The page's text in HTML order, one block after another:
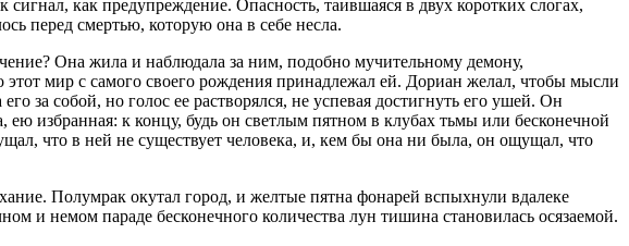
как предупреждение. Опасность, таившаяся в двух коротких слогах,
перед смертью, которую она в себе несла.
Она жила и наблюдала за ним, подобно мучительному демону,
мир с самого своего рождения принадлежал ей. Дориан желал, чтобы мысли
за собой, но голос ее растворялся, не успевая достигнуть его ушей. Он
ею избранная: к концу, будь он светлым пятном в клубах тьмы или бесконечной
что в ней не существует человека, и, кем бы она ни была, он ощущал, что
Полумрак окутал город, и желтые пятна фонарей вспыхнули вдалеке
немом параде бесконечного количества лун тишина становилась осязаемой.